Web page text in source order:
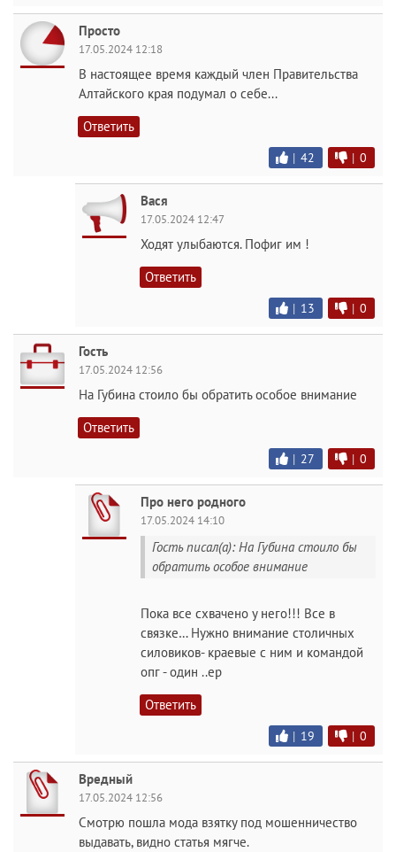
Просто
17.05.2024 12:18
В настоящее время каждый член Правительства
Алтайского края подумал о себе...
Ответить
| 42 | 0
Вася
17.05.2024 12:47
Ходят улыбаются. Пофиг им !
Ответить
| 13 | 0
Гость
17.05.2024 12:56
На Губина стоило бы обратить особое внимание
Ответить
| 27 | 0
Про него родного
17.05.2024 14:10
Гость писал(а): На Губина стоило бы
обратить особое внимание
Пока все схвачено у него!!! Все в
связке… Нужно внимание столичных
силовиков- краевые с ним и командой
опг - один ..ер
Ответить
| 19 | 0
Вредный
17.05.2024 12:56
Смотрю пошла мода взятку под мошенничество
выдавать, видно статья мягче.